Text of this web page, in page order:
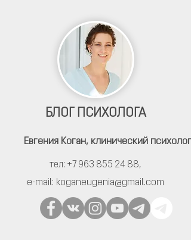
БЛОГ ПСИХОЛОГА
Евгения Коган, клинический психолог
тел: +7 963 855 24 88,
e-mail: koganeugenia@gmail.com